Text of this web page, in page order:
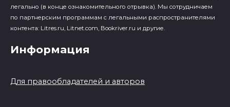
легально (в конце ознакомительного отрывка). Мы сотрудничаем
по партнерским программам с легальными распространителями
контента: Litres.ru, Litnet.com, Bookriver.ru и другие.
Информация
Для правообладателей и авторов